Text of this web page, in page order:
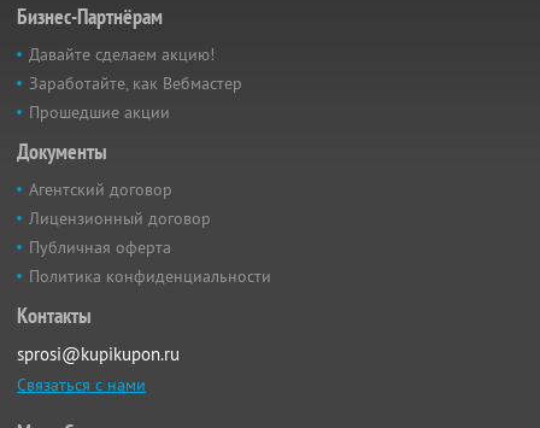
Бизнес-Партнёрам
Давайте сделаем акцию!
Заработайте, как Вебмастер
Прошедшие акции
Документы
Агентский договор
Лицензионный договор
Публичная оферта
Политика конфиденциальности
Контакты
sprosi@kupikupon.ru
Связаться с нами